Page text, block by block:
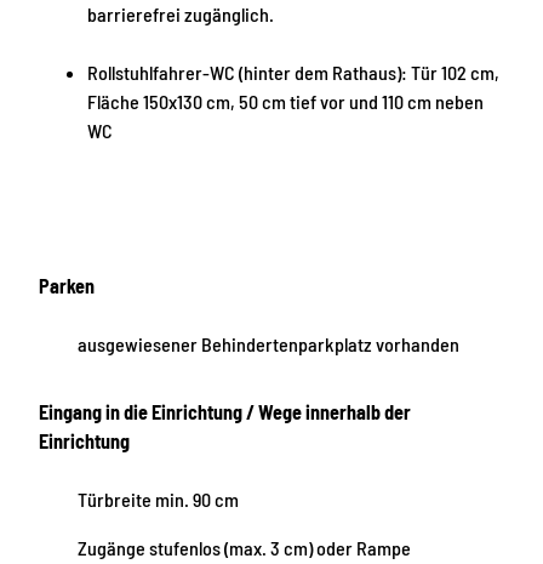
barrierefrei zugänglich.
Rollstuhlfahrer-WC (hinter dem Rathaus): Tür 102 cm,
Fläche 150x130 cm, 50 cm tief vor und 110 cm neben
WC
Parken
ausgewiesener Behindertenparkplatz vorhanden
Eingang in die Einrichtung / Wege innerhalb der
Einrichtung
Türbreite min. 90 cm
Zugänge stufenlos (max. 3 cm) oder Rampe